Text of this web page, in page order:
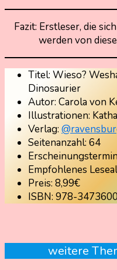
Fazit: Erstleser, die
werden von
Titel: Wieso?
Dinosaurier
Autor: Carola von
Illustrationen:
Verlag:
Seitenanzahl: 64
Empfohlenes
Preis: 8,99€
ISBN: 978-
weitere